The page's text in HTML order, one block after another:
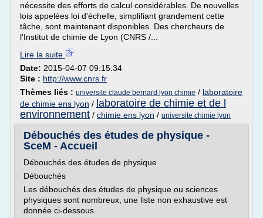
nécessite des efforts de calcul considérables. De nouvelles
lois appelées loi d'échelle, simplifiant grandement cette
tâche, sont maintenant disponibles. Des chercheurs de
l'Institut de chimie de Lyon (CNRS /...
Lire la suite
Date: 2015-04-07 09:15:34
Site : http://www.cnrs.fr
Thèmes liés : universite claude bernard lyon chimie / laboratoire
de chimie ens lyon / laboratoire de chimie et de l
environnement / chimie ens lyon / universite chimie lyon
Débouchés des études de physique -
SceM - Accueil
Débouchés des études de physique
Débouchés
Les débouchés des études de physique ou sciences
physiques sont nombreux, une liste non exhaustive est
donnée ci-dessous.